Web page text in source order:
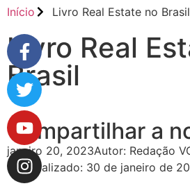
Início Livro Real Estate no Brasil
Livro Real
Brasil
Compartilhar a
janeiro 20, 2023Autor: Redação
Atualizado: 30 de janeiro de